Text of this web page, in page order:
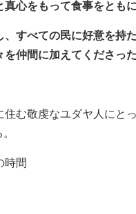
心をもって食事をともに
、すべての民に好意を持
仲間に加えてくださった
む敬虔なユダヤ人にと
時間